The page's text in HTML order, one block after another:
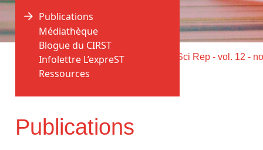
Accueil > Publications >
Publications
Publications
Médiathèque
Blogue du CIRST
Infolettre L’expreST
Ressources